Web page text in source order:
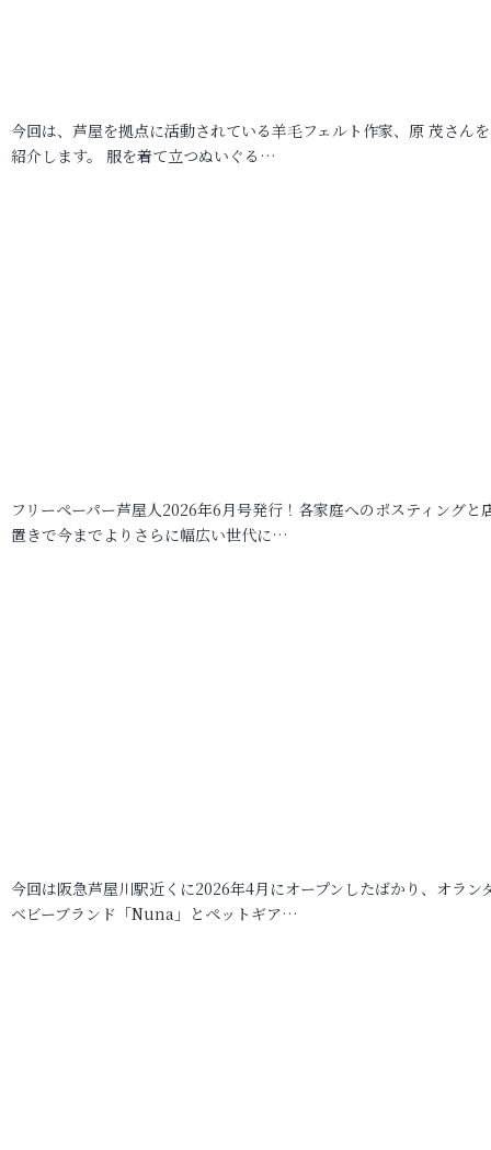
今回は、芦屋を拠点に活動されている羊毛フェルト作家、原 茂さん
紹介します。 服を着て立つぬいぐる…
フリーペーパー芦屋人2026年6月号発行！各家庭へのポスティングと
置きで今までよりさらに幅広い世代に…
今回は阪急芦屋川駅近くに2026年4月にオープンしたばかり、オラン
ベビーブランド「Nuna」とペットギア…